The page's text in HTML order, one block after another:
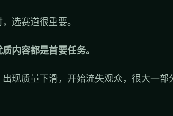
选赛道很重要。
内容都是首要任务。
现质量下滑，开始流失观众，很大一部